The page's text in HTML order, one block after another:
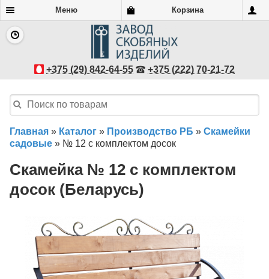
Меню Корзина
+375 (29) 842-64-55 +375 (222) 70-21-72
Главная » Каталог » Производство РБ » Скамейки
садовые » № 12 с комплектом досок
Скамейка № 12 с комплектом
досок (Беларусь)